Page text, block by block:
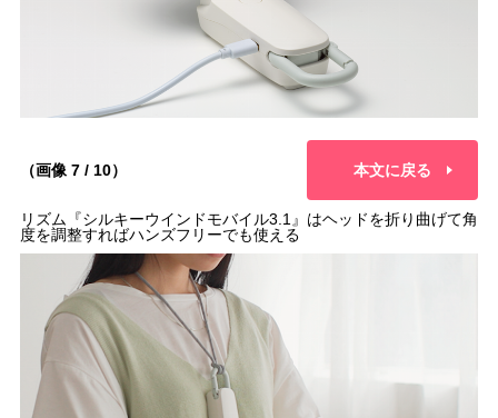
（画像 7 / 10） 本文に戻る
リズム『シルキーウインドモバイル3.1』はヘッドを折り曲げて角
度を調整すればハンズフリーでも使える